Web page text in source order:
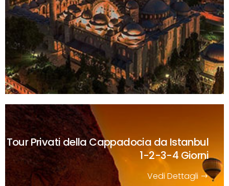
Tour Privati della Cappadocia da Istanbul
1-2-3-4 Giorni
Vedi Dettagli